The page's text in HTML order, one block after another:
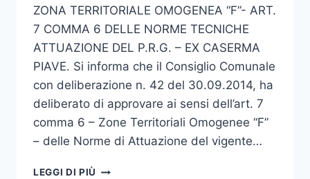
ZONA TERRITORIALE OMOGENEA “F”- ART.
7 COMMA 6 DELLE NORME TECNICHE
ATTUAZIONE DEL P.R.G. – EX CASERMA
PIAVE. Si informa che il Consiglio Comunale
con deliberazione n. 42 del 30.09.2014, ha
deliberato di approvare ai sensi dell’art. 7
comma 6 – Zone Territoriali Omogenee “F”
– delle Norme di Attuazione del vigente…
LEGGI DI PIÙ MODIFICA